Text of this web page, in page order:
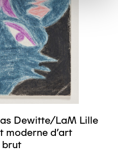
Dewitte/LaM Lille
moderne d’art
brut